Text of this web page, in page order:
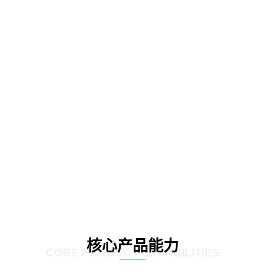
核心产品能力
CORE PRODUCT CAPABILITIES